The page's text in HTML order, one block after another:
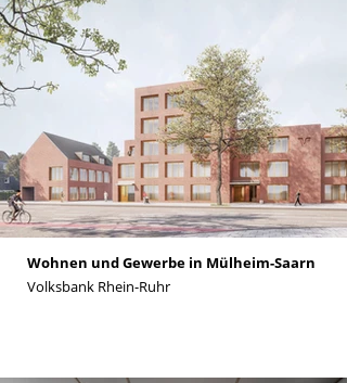
Wohnen und Gewerbe in Mülheim-Saarn
Volksbank Rhein-Ruhr